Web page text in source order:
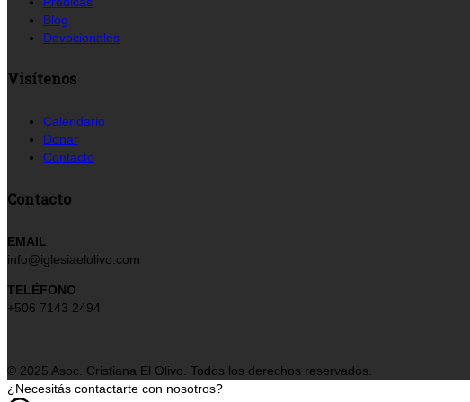
Blog
Devocionales
Visítenos
Calendario
Donar
Contacto
Contacto
EMAIL
info@iglesiaelolivo.com
TELÉFONO
+506 7143 2494
© 2025 Asoc. Cristiana El Olivo. Todos los derechos reservados.
¿Necesitás contactarte con nosotros?